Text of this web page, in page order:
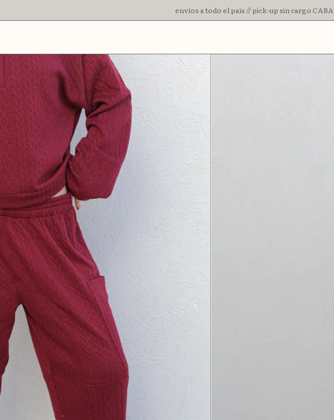
3 cuotas sin interes // 15% off con transferencia